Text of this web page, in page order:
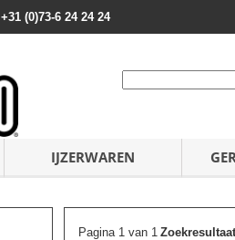
+31 (0)73-6 24 24 24
IJZERWAREN
Pagina 1 van 1Zoekresultaat